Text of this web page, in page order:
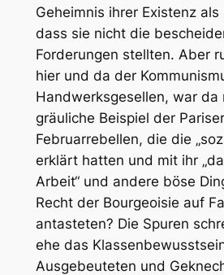
Geheimnis ihrer Existenz
dass sie nicht die
Forderungen stellten. Aber
hier und da der
Handwerksgesellen, war da
gräuliche Beispiel der Pariser
Februarrebellen, die die
erklärt hatten und mit ihr
Arbeit“ und andere böse
Recht der Bourgeoisie auf
antasteten? Die Spuren
ehe das
Ausgebeuteten und